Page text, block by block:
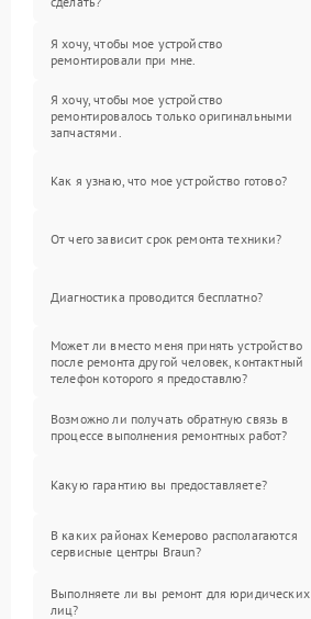
Я хочу, чтобы мое устройство
ремонтировали при мне.
Я хочу, чтобы мое устройство
ремонтировалось только оригинальными
запчастями.
Как я узнаю, что мое устройство готово?
От чего зависит срок ремонта техники?
Диагностика проводится бесплатно?
Может ли вместо меня принять устройство
после ремонта другой человек, контактный
телефон которого я предоставлю?
Возможно ли получать обратную связь в
процессе выполнения ремонтных работ?
Какую гарантию вы предоставляете?
В каких районах Кемерово располагаются
сервисные центры Braun?
Выполняете ли вы ремонт для юридических
лиц?